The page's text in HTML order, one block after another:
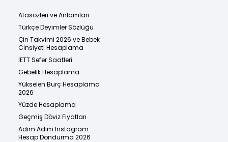
Atasözleri ve Anlamları
Türkçe Deyimler Sözlüğü
Çin Takvimi 2026 ve Bebek
Cinsiyeti Hesaplama
İETT Sefer Saatleri
Gebelik Hesaplama
Yükselen Burç Hesaplama
2026
Yüzde Hesaplama
Geçmiş Döviz Fiyatları
Adım Adım Instagram
Hesap Dondurma 2026